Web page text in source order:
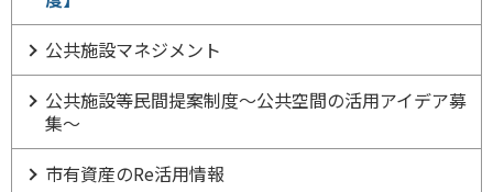
公共施設マネジメント
公共施設等民間提案制度～公共空間の活用アイデア募
集～
市有資産のRe活用情報